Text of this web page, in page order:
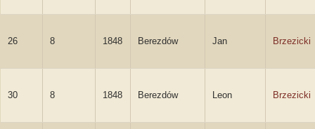
26 8 1848 Berezdów Jan Brzezicki
30 8 1848 Berezdów Leon Brzezicki